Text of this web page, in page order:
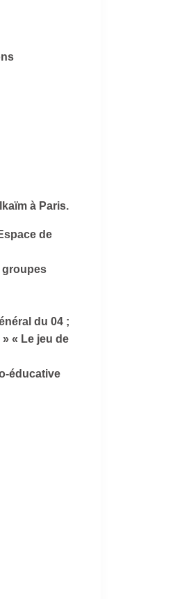
à Paris.
de
groupes
du 04 ;
« Le jeu de
éducative